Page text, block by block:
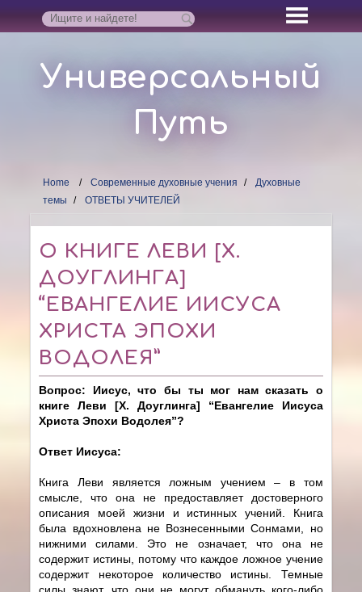
Универсальный
Путь
Home Современные духовные учения
Духовные
темы
ОТВЕТЫ УЧИТЕЛЕЙ
О КНИГЕ ЛЕВИ [Х.
ДОУГЛИНГА]
“ЕВАНГЕЛИЕ ИИСУСА
ХРИСТА ЭПОХИ
ВОДОЛЕЯ”
Вопрос: Иисус, что бы ты мог нам сказать о
книге Леви [Х. Доуглинга] “Евангелие Иисуса
Христа Эпохи Водолея”?
Ответ Иисуса:
Книга Леви является ложным учением – в том
смысле, что она не предоставляет достоверного
описания моей жизни и истинных учений. Книга
была вдохновлена не Вознесенными Сонмами, но
нижними силами. Это не означает, что она не
содержит истины, потому что каждое ложное учение
содержит некоторое количество истины. Темные
силы знают, что они не могут обмануть кого-либо